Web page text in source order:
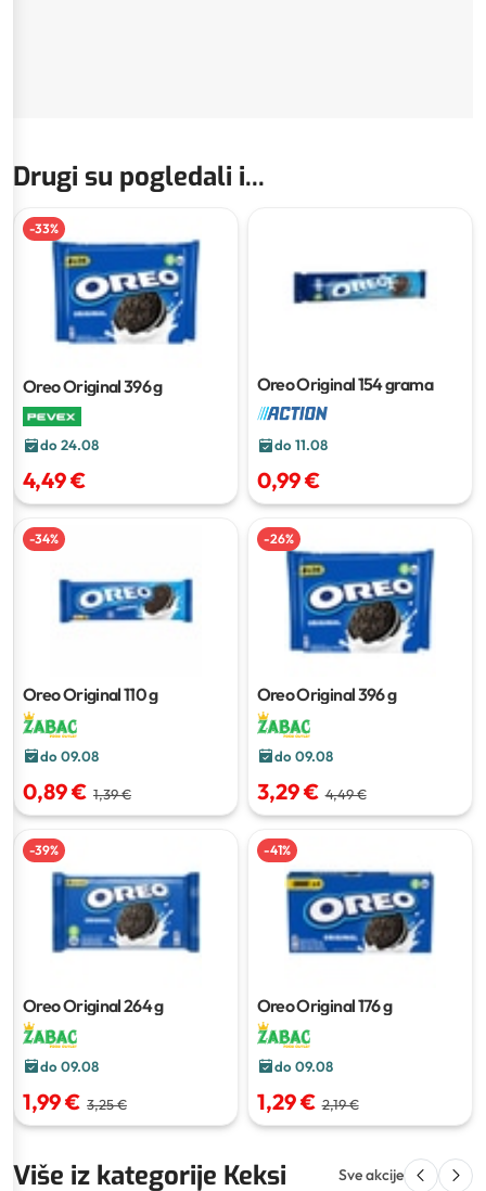
Drugi su pogledali i...
-33%
Oreo Original396 g
do 24.08
4,49 €
Oreo Original154 grama
do 11.08
0,99 €
-34%
Oreo Original110 g
do 09.08
0,89 € 1,39 €
-26%
Oreo Original396 g
do 09.08
3,29 € 4,49 €
-39%
Oreo Original264 g
do 09.08
1,99 € 3,25 €
-41%
Oreo Original176 g
do 09.08
1,29 € 2,19 €
Više iz kategorije Keksi Sve akcije